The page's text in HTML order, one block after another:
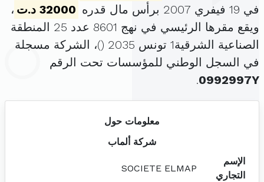
في 19 فيفري 2007 برأس مال قدره
32000 د.ت
،
ويقع مقرها الرئيسي في نهج 8601 عدد 25 المنطقة
الصناعية الشرقية1 تونس 2035 (
)، الشركة مسجلة
في السجل الوطني للمؤسسات تحت الرقم
0992997Y
.
معلومات حول
شركة ألماب
الإسم
التجاري
SOCIETE ELMAP